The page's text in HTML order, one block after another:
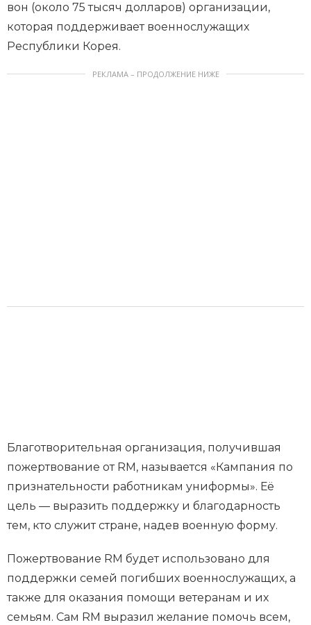
вон (около 75 тысяч долларов) организации,
которая поддерживает военнослужащих
Республики Корея.
РЕКЛАМА – ПРОДОЛЖЕНИЕ НИЖЕ
Благотворительная организация, получившая
пожертвование от RM, называется «Кампания по
признательности работникам униформы». Её
цель — выразить поддержку и благодарность
тем, кто служит стране, надев военную форму.
Пожертвование RM будет использовано для
поддержки семей погибших военнослужащих, а
также для оказания помощи ветеранам и их
семьям. Сам RM выразил желание помочь всем,